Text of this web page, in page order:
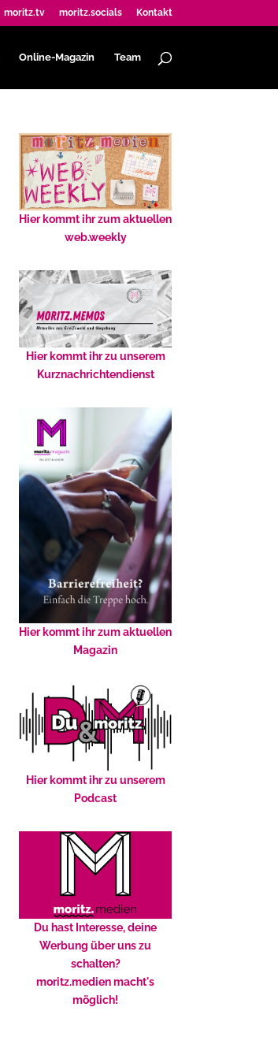
moritz.tv moritz.socials Kontakt
Online-Magazin Team
Hier kommt ihr zum aktuellen
web.weekly
Hier kommt ihr zu unserem
Kurznachrichtendienst
Hier kommt ihr zum aktuellen
Magazin
Hier kommt ihr zu unserem
Podcast
Du hast Interesse, deine
Werbung über uns zu
schalten?
moritz.medien macht's
möglich!